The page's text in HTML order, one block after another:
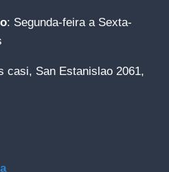
: Segunda-feira a Sexta-
casi, San Estanislao 2061,